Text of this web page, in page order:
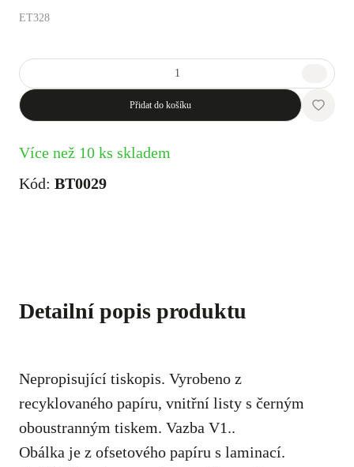
ET328
Přidat do košíku
Více než 10 ks skladem
Kód: BT0029
Detailní popis produktu
Nepropisující tiskopis. Vyrobeno z
recyklovaného papíru, vnitřní listy s černým
oboustranným tiskem. Vazba V1..
Obálka je z ofsetového papíru s laminací.